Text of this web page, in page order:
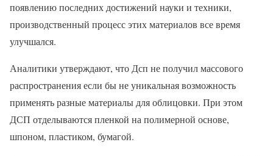
появлению последних достижений науки и техники,
производственный процесс этих материалов все время
улучшался.
Аналитики утверждают, что Дсп не получил массового
распространения если бы не уникальная возможность
применять разные материалы для облицовки. При этом
ДСП отделываются пленкой на полимерной основе,
шпоном, пластиком, бумагой.